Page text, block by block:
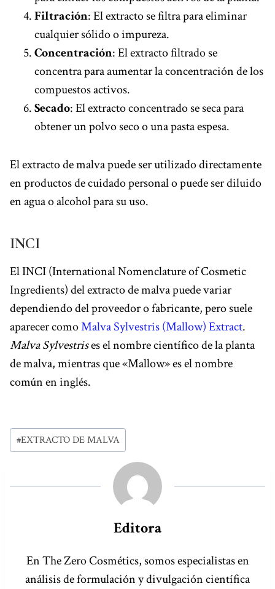
Filtración: El extracto se filtra para eliminar
cualquier sólido o impureza.
Concentración: El extracto filtrado se
concentra para aumentar la concentración de los
compuestos activos.
Secado: El extracto concentrado se seca para
obtener un polvo seco o una pasta espesa.
El extracto de malva puede ser utilizado directamente
en productos de cuidado personal o puede ser diluido
en agua o alcohol para su uso.
INCI
El INCI (International Nomenclature of Cosmetic
Ingredients) del extracto de malva puede variar
dependiendo del proveedor o fabricante, pero suele
aparecer comoMalva Sylvestris (Mallow) Extract.
Malva Sylvestrises el nombre científico de la planta
de malva, mientras que «Mallow» es el nombre
común en inglés.
Etiquetas
de
entrada:
#EXTRACTO DE MALVA
Editora
En The Zero Cosmétics, somos especialistas en
análisis de formulación y divulgación científica